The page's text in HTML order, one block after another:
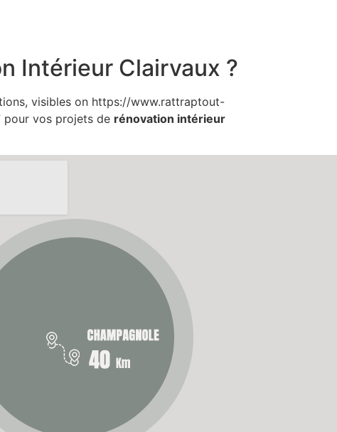
Intérieur Clairvaux ?
visibles on https://www.rattraptout-
pour vos projets de rénovation intérieur